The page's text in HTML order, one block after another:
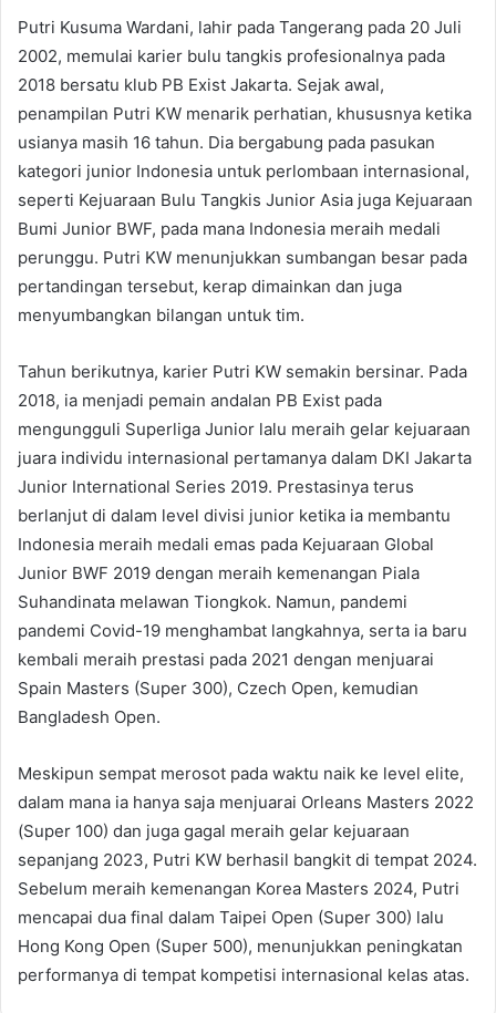
Putri Kusuma Wardani, lahir pada Tangerang pada 20 Juli
2002, memulai karier bulu tangkis profesionalnya pada
2018 bersatu klub PB Exist Jakarta. Sejak awal,
penampilan Putri KW menarik perhatian, khususnya ketika
usianya masih 16 tahun. Dia bergabung pada pasukan
kategori junior Indonesia untuk perlombaan internasional,
seperti Kejuaraan Bulu Tangkis Junior Asia juga Kejuaraan
Bumi Junior BWF, pada mana Indonesia meraih medali
perunggu. Putri KW menunjukkan sumbangan besar pada
pertandingan tersebut, kerap dimainkan dan juga
menyumbangkan bilangan untuk tim.
Tahun berikutnya, karier Putri KW semakin bersinar. Pada
2018, ia menjadi pemain andalan PB Exist pada
mengungguli Superliga Junior lalu meraih gelar kejuaraan
juara individu internasional pertamanya dalam DKI Jakarta
Junior International Series 2019. Prestasinya terus
berlanjut di dalam level divisi junior ketika ia membantu
Indonesia meraih medali emas pada Kejuaraan Global
Junior BWF 2019 dengan meraih kemenangan Piala
Suhandinata melawan Tiongkok. Namun, pandemi
pandemi Covid-19 menghambat langkahnya, serta ia baru
kembali meraih prestasi pada 2021 dengan menjuarai
Spain Masters (Super 300), Czech Open, kemudian
Bangladesh Open.
Meskipun sempat merosot pada waktu naik ke level elite,
dalam mana ia hanya saja menjuarai Orleans Masters 2022
(Super 100) dan juga gagal meraih gelar kejuaraan
sepanjang 2023, Putri KW berhasil bangkit di tempat 2024.
Sebelum meraih kemenangan Korea Masters 2024, Putri
mencapai dua final dalam Taipei Open (Super 300) lalu
Hong Kong Open (Super 500), menunjukkan peningkatan
performanya di tempat kompetisi internasional kelas atas.